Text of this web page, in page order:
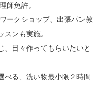
師免許。
ークショップ、出張パン教
ンも実施。
、日々作ってもらいたいと
べる、洗い物最小限２時間